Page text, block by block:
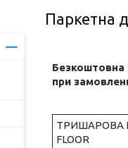
Паркетна
Безкоштовна
при
ТРИШАРОВА
FLOOR